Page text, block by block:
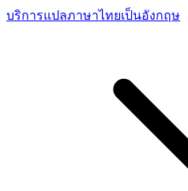
บริการแปลภาษาไทยเป็นอังกฤษ